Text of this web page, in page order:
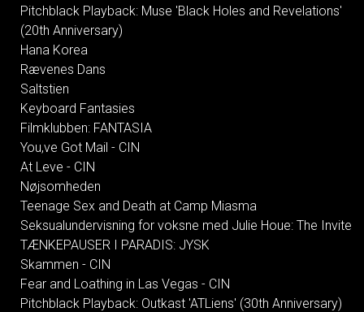
Pitchblack Playback: Muse 'Black Holes and Revelations'
(20th Anniversary)
Hana Korea
Rævenes Dans
Saltstien
Keyboard Fantasies
Filmklubben: FANTASIA
You,ve Got Mail - CIN
At Leve - CIN
Nøjsomheden
Teenage Sex and Death at Camp Miasma
Seksualundervisning for voksne med Julie Houe: The Invite
TÆNKEPAUSER I PARADIS: JYSK
Skammen - CIN
Fear and Loathing in Las Vegas - CIN
Pitchblack Playback: Outkast 'ATLiens' (30th Anniversary)